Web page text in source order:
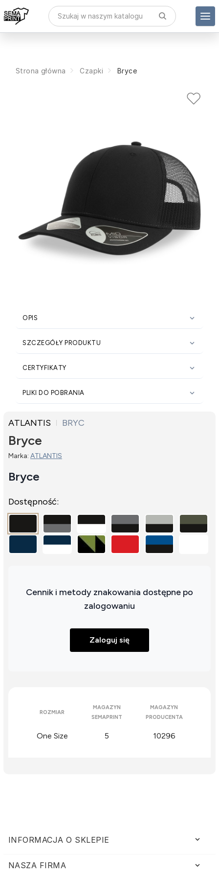
Strona główna Czapki Bryce
OPIS 
SZCZEGÓŁY PRODUKTU 
CERTYFIKATY 
PLIKI DO POBRANIA 
ATLANTIS BRYC
Bryce
Marka: ATLANTIS
Bryce
Dostępność:
Cennik i metody znakowania dostępne po
zalogowaniu
Zaloguj się
ROZMIAR
MAGAZYN
SEMAPRINT
MAGAZYN
PRODUCENTA
One Size 5 10296
INFORMACJA O SKLEPIE keyboard_arrow_down
NASZA FIRMA 